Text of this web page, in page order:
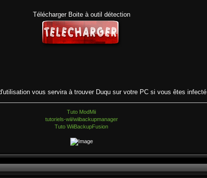
Télécharger Boite à outil détection
vous servira à trouver Duqu sur votre PC si vous êtes infecté
Tuto ModMii
tutoriels-wii/wiibackupmanager
Tuto WiiBackupFusion